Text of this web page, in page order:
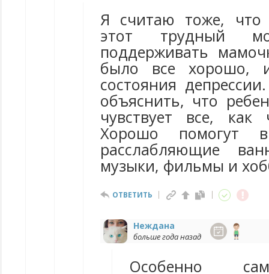
Я считаю тоже, что
этот трудный
поддерживать
было все хорошо,
состояния
объяснить, что
чувствует все, как
Хорошо помогут
расслабляющие
музыки, фильмы и
ОТВЕТИТЬ
Неждана
больше года назад
Особенно